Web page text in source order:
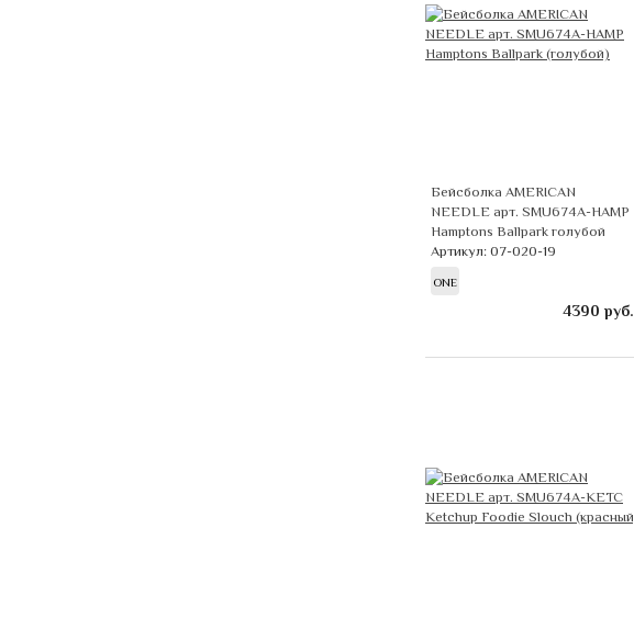
Бейсболка AMERICAN
NEEDLE арт. SMU674A-HAMP
Hamptons Ballpark голубой
Артикул: 07-020-19
ONE
4390 руб.